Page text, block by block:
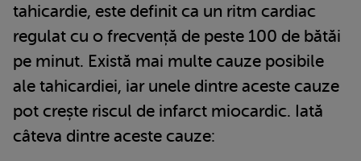
tahicardie, este definit ca un ritm cardiac
regulat cu o frecvență de peste 100 de bătăi
pe minut. Există mai multe cauze posibile
ale tahicardiei, iar unele dintre aceste cauze
pot crește riscul de infarct miocardic. Iată
câteva dintre aceste cauze: